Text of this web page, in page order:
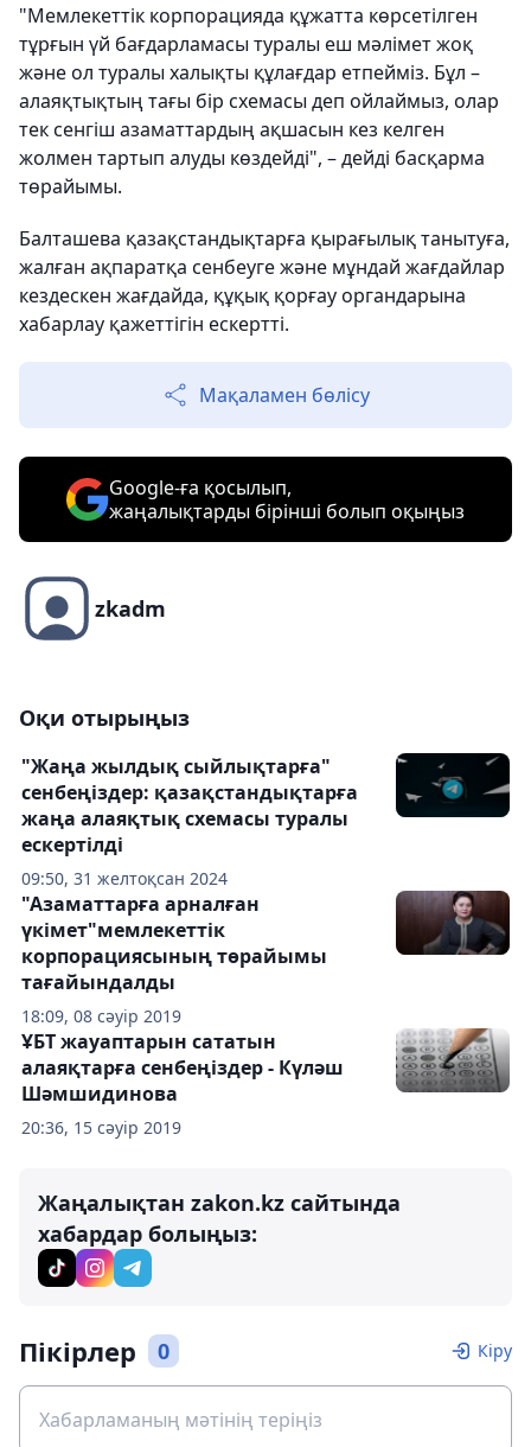
"Мемлекеттік корпорацияда құжатта көрсетілген
тұрғын үй бағдарламасы туралы еш мәлімет жоқ
және ол туралы халықты құлағдар етпейміз. Бұл –
алаяқтықтың тағы бір схемасы деп ойлаймыз, олар
тек сенгіш азаматтардың ақшасын кез келген
жолмен тартып алуды көздейді", – дейді басқарма
төрайымы.
Балташева қазақстандықтарға қырағылық танытуға,
жалған ақпаратқа сенбеуге және мұндай жағдайлар
кездескен жағдайда, құқық қорғау органдарына
хабарлау қажеттігін ескертті.
Мақаламен бөлісу
Google-ға қосылып,
жаңалықтарды бірінші болып оқыңыз
zkadm
Оқи отырыңыз
09:50, 31 желтоқсан 2024
"Жаңа жылдық сыйлықтарға"
сенбеңіздер: қазақстандықтарға
жаңа алаяқтық схемасы туралы
ескертілді
18:09, 08 сәуір 2019
"Азаматтарға арналған
үкімет"мемлекеттік
корпорациясының төрайымы
тағайындалды
20:36, 15 сәуір 2019
ҰБТ жауаптарын сататын
алаяқтарға сенбеңіздер - Күләш
Шәмшидинова
Жаңалықтан zakon.kz сайтында
хабардар болыңыз:
Пікірлер 0 Кіру